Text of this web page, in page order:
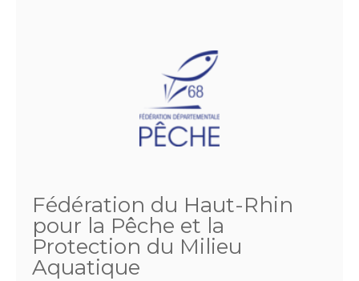
Fédération du Haut-Rhin
pour la Pêche et la
Protection du Milieu
Aquatique